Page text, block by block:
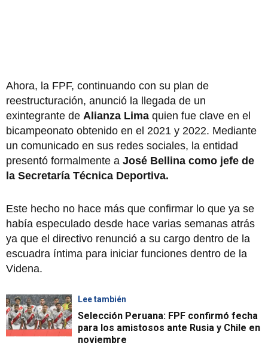
Ahora, la FPF, continuando con su plan de
reestructuración, anunció la llegada de un
exintegrante de Alianza Lima quien fue clave en el
bicampeonato obtenido en el 2021 y 2022. Mediante
un comunicado en sus redes sociales, la entidad
presentó formalmente a José Bellina como jefe de
la Secretaría Técnica Deportiva.
Este hecho no hace más que confirmar lo que ya se
había especulado desde hace varias semanas atrás
ya que el directivo renunció a su cargo dentro de la
escuadra íntima para iniciar funciones dentro de la
Videna.
Lee también
Selección Peruana: FPF confirmó fecha
para los amistosos ante Rusia y Chile en
noviembre